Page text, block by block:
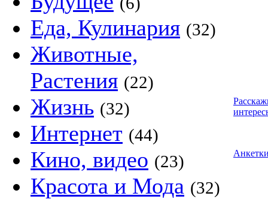
Еда, Кулинария (32)
Животные,
Растения (22)
Жизнь (32)
Интернет (44)
Кино, видео (23)
Красота и Мода (32)